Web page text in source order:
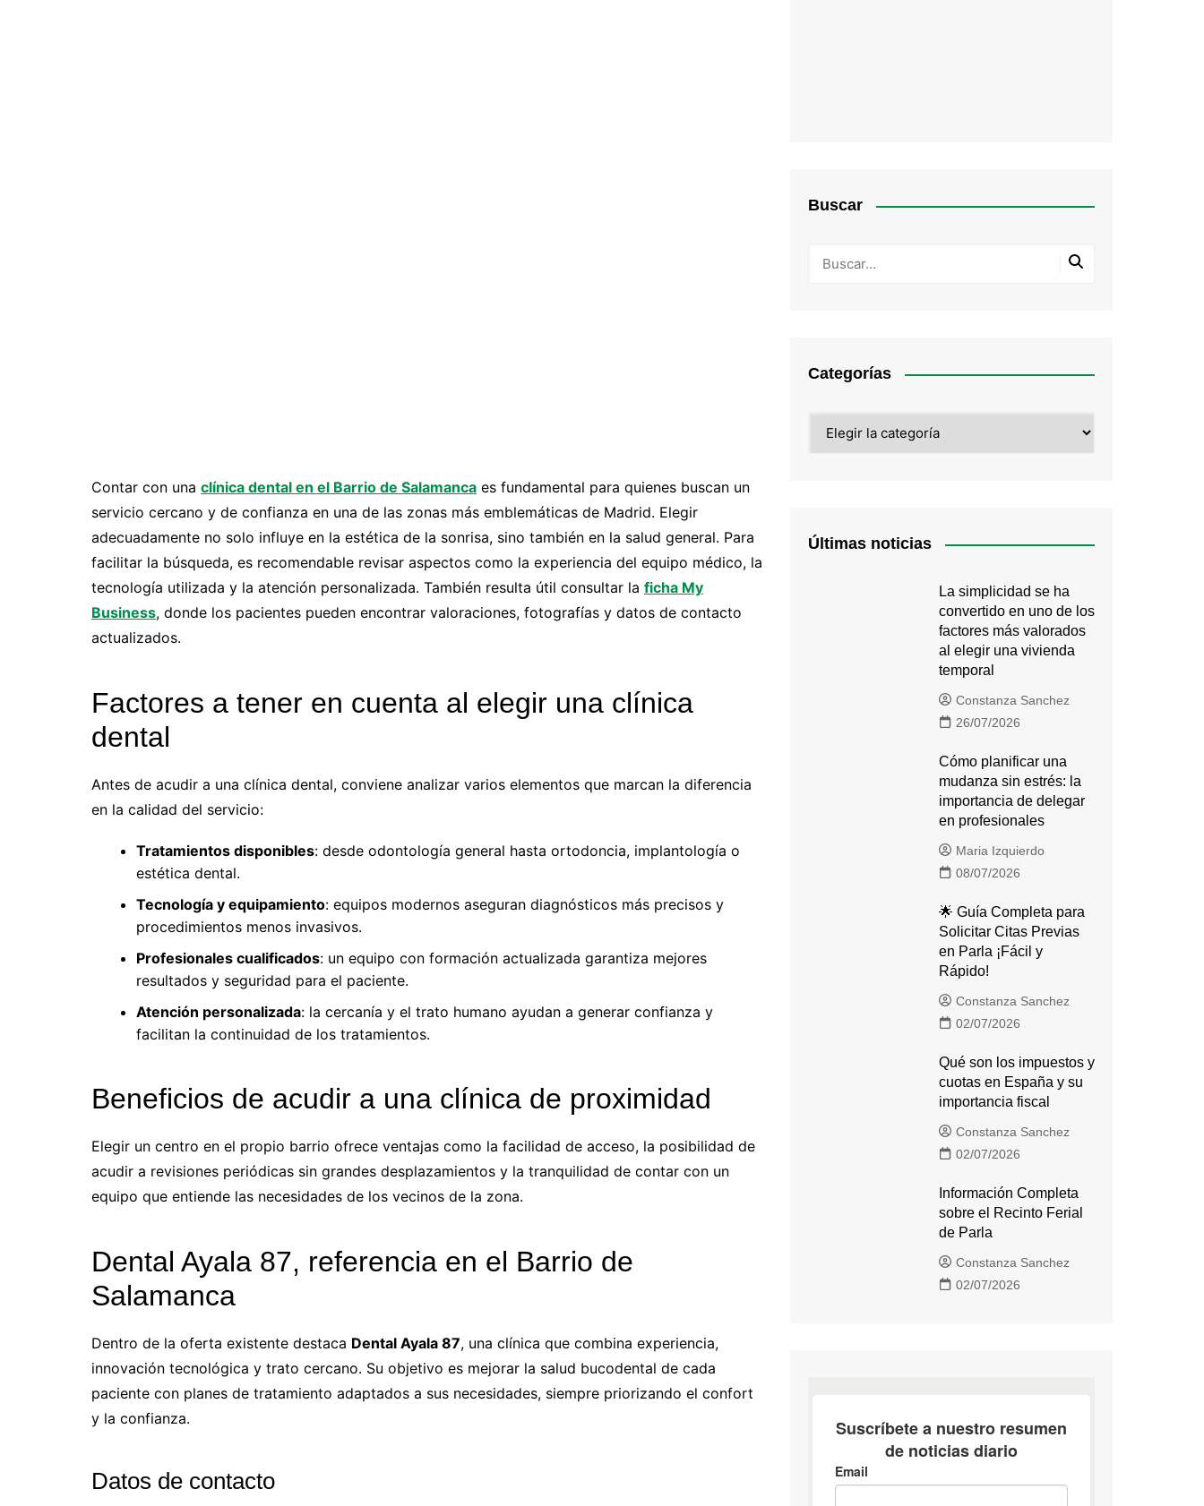
Contar con una clínica dental en el Barrio de Salamanca es fundamental para quienes buscan un
servicio cercano y de confianza en una de las zonas más emblemáticas de Madrid. Elegir
adecuadamente no solo influye en la estética de la sonrisa, sino también en la salud general. Para
facilitar la búsqueda, es recomendable revisar aspectos como la experiencia del equipo médico, la
tecnología utilizada y la atención personalizada. También resulta útil consultar la ficha My
Business, donde los pacientes pueden encontrar valoraciones, fotografías y datos de contacto
actualizados.
Factores a tener en cuenta al elegir una clínica
dental
Antes de acudir a una clínica dental, conviene analizar varios elementos que marcan la diferencia
en la calidad del servicio:
Tratamientos disponibles: desde odontología general hasta ortodoncia, implantología o
estética dental.
Tecnología y equipamiento: equipos modernos aseguran diagnósticos más precisos y
procedimientos menos invasivos.
Profesionales cualificados: un equipo con formación actualizada garantiza mejores
resultados y seguridad para el paciente.
Atención personalizada: la cercanía y el trato humano ayudan a generar confianza y
facilitan la continuidad de los tratamientos.
Beneficios de acudir a una clínica de proximidad
Elegir un centro en el propio barrio ofrece ventajas como la facilidad de acceso, la posibilidad de
acudir a revisiones periódicas sin grandes desplazamientos y la tranquilidad de contar con un
equipo que entiende las necesidades de los vecinos de la zona.
Dental Ayala 87, referencia en el Barrio de
Salamanca
Dentro de la oferta existente destaca Dental Ayala 87, una clínica que combina experiencia,
innovación tecnológica y trato cercano. Su objetivo es mejorar la salud bucodental de cada
paciente con planes de tratamiento adaptados a sus necesidades, siempre priorizando el confort
y la confianza.
Datos de contacto
Buscar
Categorías
Últimas noticias
La simplicidad se ha
convertido en uno de los
factores más valorados
al elegir una vivienda
temporal
Constanza Sanchez
26/07/2026
Cómo planificar una
mudanza sin estrés: la
importancia de delegar
en profesionales
Maria Izquierdo
08/07/2026
🌟 Guía Completa para
Solicitar Citas Previas
en Parla ¡Fácil y
Rápido!
Constanza Sanchez
02/07/2026
Qué son los impuestos y
cuotas en España y su
importancia fiscal
Constanza Sanchez
02/07/2026
Información Completa
sobre el Recinto Ferial
de Parla
Constanza Sanchez
02/07/2026